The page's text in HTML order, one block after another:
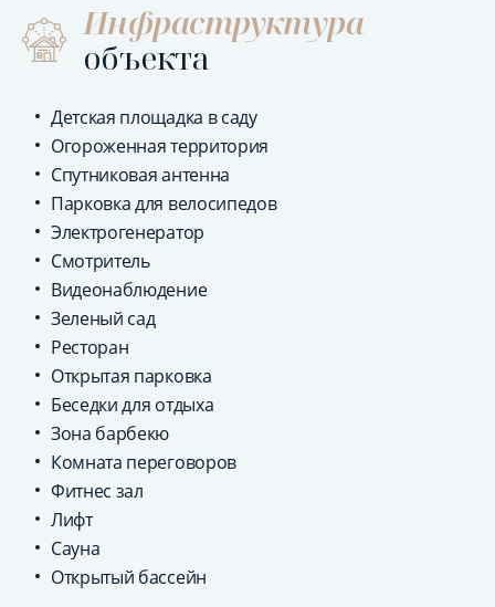
Инфраструктура
объекта
Детская площадка в саду
Огороженная территория
Спутниковая антенна
Парковка для велосипедов
Электрогенератор
Смотритель
Видеонаблюдение
Зеленый сад
Ресторан
Открытая парковка
Беседки для отдыха
Зона барбекю
Комната переговоров
Фитнес зал
Лифт
Сауна
Открытый бассейн